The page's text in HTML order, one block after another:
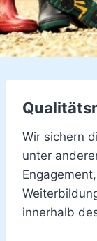
Wir sichern
unter
innerhalb